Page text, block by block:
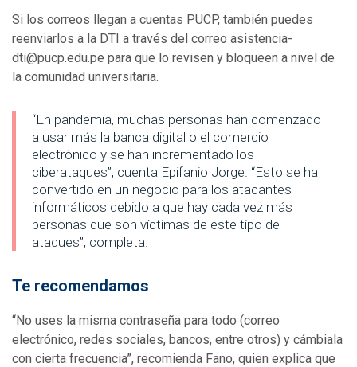
Si los correos llegan a cuentas PUCP, también puedes
reenviarlos a la DTI a través del correo asistencia-
dti@pucp.edu.pe para que lo revisen y bloqueen a nivel de
la comunidad universitaria.
“En pandemia, muchas personas han comenzado
a usar más la banca digital o el comercio
electrónico y se han incrementado los
ciberataques”, cuenta Epifanio Jorge. “Esto se ha
convertido en un negocio para los atacantes
informáticos debido a que hay cada vez más
personas que son víctimas de este tipo de
ataques”, completa.
Te recomendamos
“No uses la misma contraseña para todo (correo
electrónico, redes sociales, bancos, entre otros) y cámbiala
con cierta frecuencia”, recomienda Fano, quien explica que